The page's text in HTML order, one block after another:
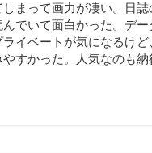
まって画力が凄い。日誌
でいて面白かった。デー
イベートが気になるけ
すかった。人気なのも